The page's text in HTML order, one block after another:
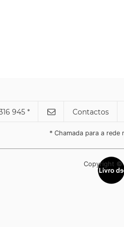
945 * Contactos
* Chamada para a rede
Copyright ©